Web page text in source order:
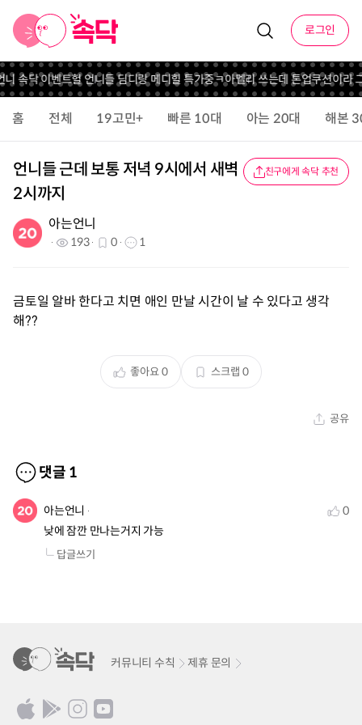
로그인
속닥 이벤트헐 언니들 딤디랑 메디힐 특가중ㅋ아멜리 쓰는데 톤업쿠션이라
홈 전체 19고민+ 빠른 10대 아는 20대 해본
언니들 근데 보통 저녁 9시에서 새벽
2시까지
친구에게 속닥 추천
아는언니
193 0 1
금토일 알바 한다고 치면 애인 만날 시간이 날 수 있다고 생각
해??
좋아요0 스크랩 0
공유
댓글 1
아는언니
0
낮에 잠깐 만나는거지 가능
답글쓰기
커뮤니티 수칙 제휴 문의